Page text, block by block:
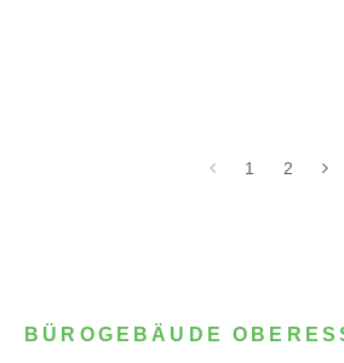
1 2
BÜROGEBÄUDE